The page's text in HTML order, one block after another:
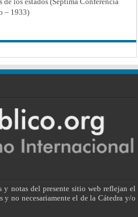
– 1933)
notas del presente sitio web reflejan el
y no necesariamente el de la Cátedra y/o